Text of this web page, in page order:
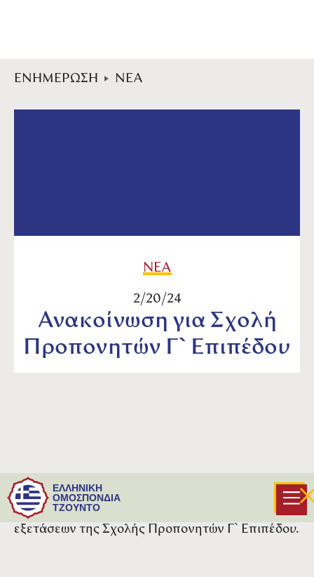
ΕΝΗΜΕΡΩΣΗ ΝΕΑ
ΝΕΑ
2/20/24
Ανακοίνωση για Σχολή
Προπονητών Γ` Επιπέδου
ΕΛΛΗΝΙΚΗ
ΟΜΟΣΠΟΝΔΙΑ
ΤΖΟΥΝΤΟ
Την Πέμπτη 22 Φεβρουαρίου και ώρα 18:00 θα
πραγματοποιηθεί διαδικτυακή συνάντηση για
να δοθούν οδηγίες για τη διεξαγωγή των
εξετάσεων της Σχολής Προπονητών Γ` Επιπέδου.